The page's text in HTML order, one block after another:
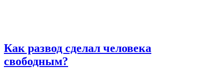
Как развод сделал человека
свободным?